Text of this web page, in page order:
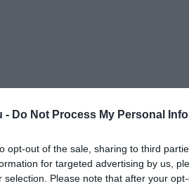
- Do Not Process My Personal
opt-out of the sale, sharing to third
for targeted advertising by us,
selection. Please note that after your